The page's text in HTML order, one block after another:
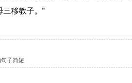
三移教子。”
子简短